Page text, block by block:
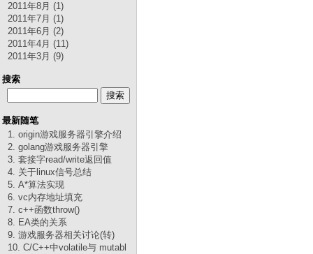
2011年8月 (1)
2011年7月 (1)
2011年6月 (2)
2011年4月 (11)
2011年3月 (9)
搜索
最新随笔
1. origin游戏服务器引擎介绍
2. golang游戏服务器引擎
3. 套接字read/write返回值
4. 关于linux信号总结
5. A*算法实现
6. vc内存地址填充
7. c++函数throw()
8. EA类的关系
9. 游戏服务器相关讨论(转)
10. C/C++中volatile与 mutabl